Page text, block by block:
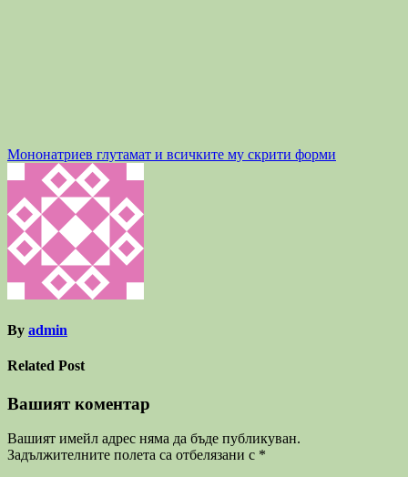
Навигация
Мононатриев глутамат и всичките му скрити форми
By admin
Related Post
Вашият коментар
Вашият имейл адрес няма да бъде публикуван.
Задължителните полета са отбелязани с *